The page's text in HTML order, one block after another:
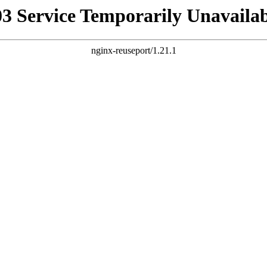
Service Temporarily
nginx-reuseport/1.21.1